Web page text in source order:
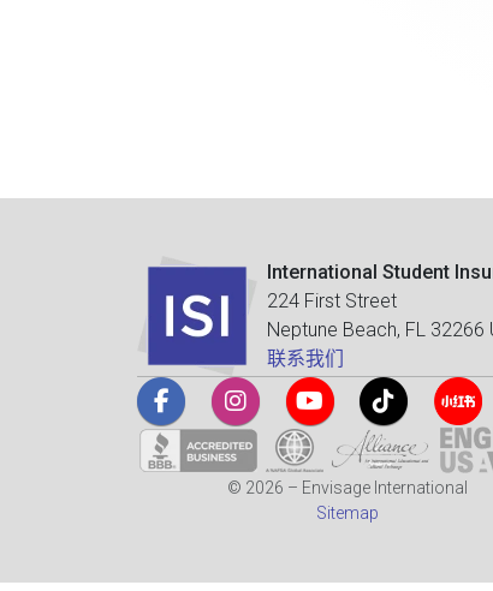
International Student
224 First Street
Neptune Beach, FL 32266
联系我们
© 2026 – Envisage International
Sitemap